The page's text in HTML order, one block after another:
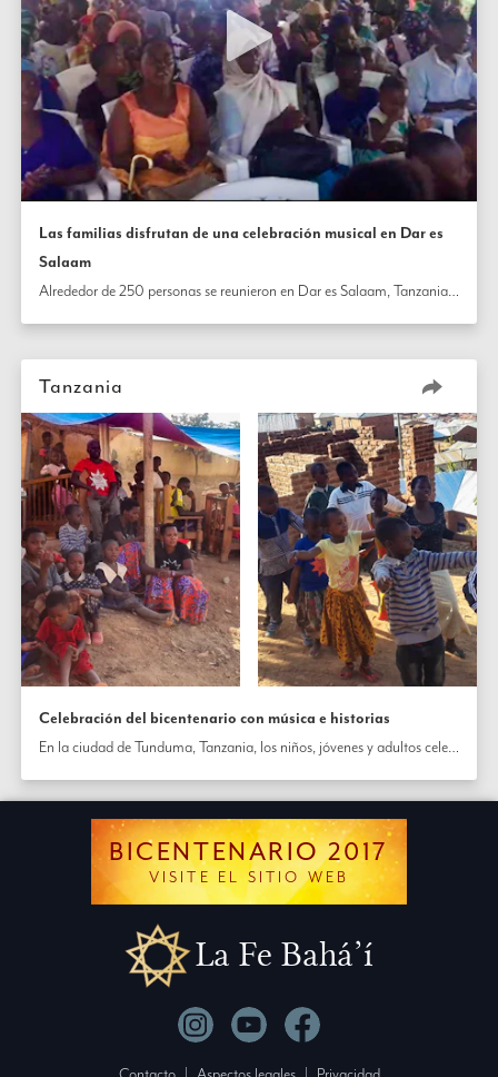
Las familias disfrutan de una celebración musical en Dar es
Salaam
Alrededor de 250 personas se reunieron en Dar es Salaam, Tanzania, para celebrar el nacimiento del Báb, y todos contribuyeron al espíritu cálido y acogedor que resultó en canciones colectivas alegres.
Tanzania
Celebración del bicentenario con música e historias
En la ciudad de Tunduma, Tanzania, los niños, jóvenes y adultos celebraron el bicentenario con canciones y actuaciones.
BICENTENARIO 2017
VISITE EL SITIO WEB
La Fe Bahá’í